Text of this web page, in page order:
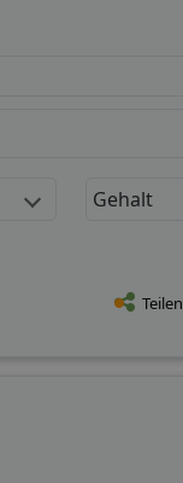
Gehalt
Teilen